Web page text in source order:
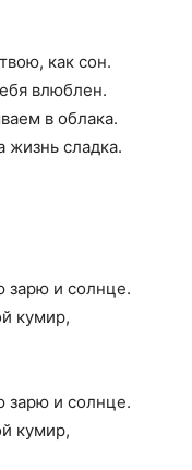
как сон.
влюблен.
в облака.
жизнь сладка.
зарю и солнце.
кумир,
зарю и солнце.
кумир,